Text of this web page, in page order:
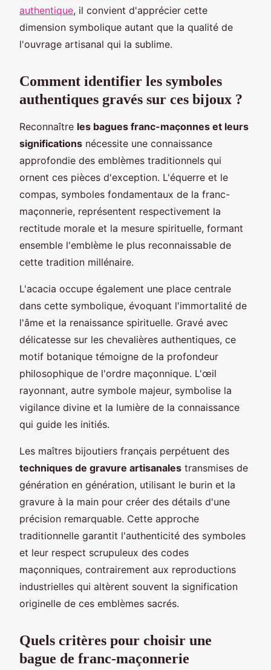
authentique, il convient d'apprécier cette
dimension symbolique autant que la qualité de
l'ouvrage artisanal qui la sublime.
Comment identifier les symboles
authentiques gravés sur ces bijoux ?
Reconnaître les bagues franc-maçonnes et leurs
significations nécessite une connaissance
approfondie des emblèmes traditionnels qui
ornent ces pièces d'exception. L'équerre et le
compas, symboles fondamentaux de la franc-
maçonnerie, représentent respectivement la
rectitude morale et la mesure spirituelle, formant
ensemble l'emblème le plus reconnaissable de
cette tradition millénaire.
L'acacia occupe également une place centrale
dans cette symbolique, évoquant l'immortalité de
l'âme et la renaissance spirituelle. Gravé avec
délicatesse sur les chevalières authentiques, ce
motif botanique témoigne de la profondeur
philosophique de l'ordre maçonnique. L'œil
rayonnant, autre symbole majeur, symbolise la
vigilance divine et la lumière de la connaissance
qui guide les initiés.
Les maîtres bijoutiers français perpétuent des
techniques de gravure artisanales transmises de
génération en génération, utilisant le burin et la
gravure à la main pour créer des détails d'une
précision remarquable. Cette approche
traditionnelle garantit l'authenticité des symboles
et leur respect scrupuleux des codes
maçonniques, contrairement aux reproductions
industrielles qui altèrent souvent la signification
originelle de ces emblèmes sacrés.
Quels critères pour choisir une
bague de franc-maçonnerie